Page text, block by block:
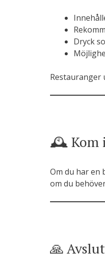
Dryck
Restauranger
🕰️ Kom i
Om du har en
om du
🙏